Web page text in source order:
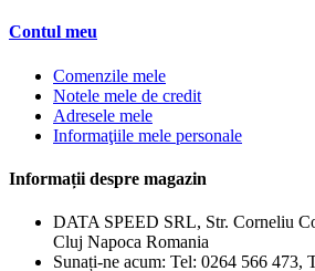
Contul meu
Comenzile mele
Notele mele de credit
Adresele mele
Informaţiile mele personale
Informații despre magazin
DATA SPEED SRL, Str. Corneliu
Cluj Napoca Romania
Sunați-ne acum: Tel: 0264 566 473,